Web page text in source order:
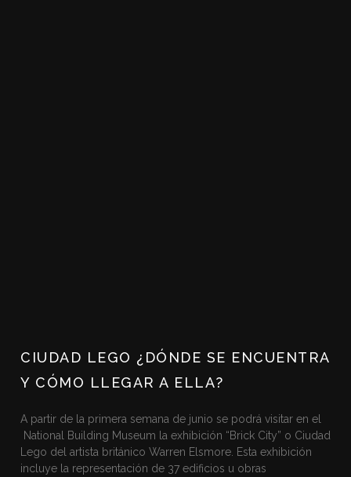
CIUDAD LEGO ¿DÓNDE SE ENCUENTRA
Y CÓMO LLEGAR A ELLA?
A partir de la primera semana de junio se podrá visitar en el
National Building Museum la exhibición “Brick City” o Ciudad
Lego del artista británico Warren Elsmore. Esta exhibición
incluye la representación de 37 edificios u obras